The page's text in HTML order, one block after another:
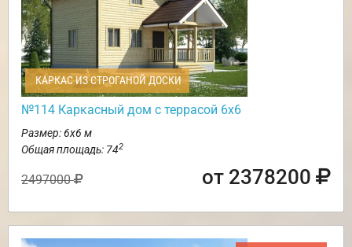
КАРКАС ИЗ СТРОГАНОЙ ДОСКИ
№114 Каркасный дом с террасой 6х6
Размер: 6х6 м
Общая площадь: 742
2497000 от 2378200